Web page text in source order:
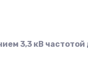
3,3 кВ частотой